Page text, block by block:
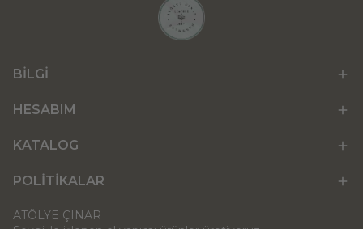
BİLGİ
HESABIM
KATALOG
POLİTİKALAR
ATÖLYE ÇINAR